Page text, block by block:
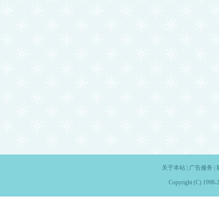
关于本站| 广告服务
Copyright (C) 1998-